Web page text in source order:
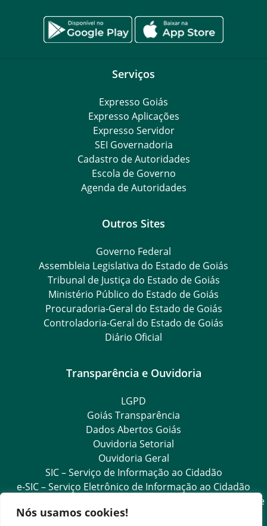
Nós usamos cookies!
Serviços
Expresso Goiás
Expresso Aplicações
Expresso Servidor
SEI Governadoria
Cadastro de Autoridades
Escola de Governo
Agenda de Autoridades
Outros Sites
Governo Federal
Assembleia Legislativa do Estado de Goiás
Tribunal de Justiça do Estado de Goiás
Ministério Público do Estado de Goiás
Procuradoria-Geral do Estado de Goiás
Controladoria-Geral do Estado de Goiás
Diário Oficial
Transparência e Ouvidoria
LGPD
Goiás Transparência
Dados Abertos Goiás
Ouvidoria Setorial
Ouvidoria Geral
SIC – Serviço de Informação ao Cidadão
e-SIC – Serviço Eletrônico de Informação ao Cidadão
Acesso às Informações das Organizações Sociais de Saúde
e Sociedade Civil